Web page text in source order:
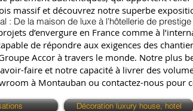
massif et découvrez notre superbe
: De la maison de luxe à l'hôtellerie de prestige
d’envergure en France comme à
de répondre aux exigences des
Accor à travers le monde. Notre plus
faire et notre capacité à livrer des
à Montauban ou contactez-nous pour
Décoration luxury house, hotel